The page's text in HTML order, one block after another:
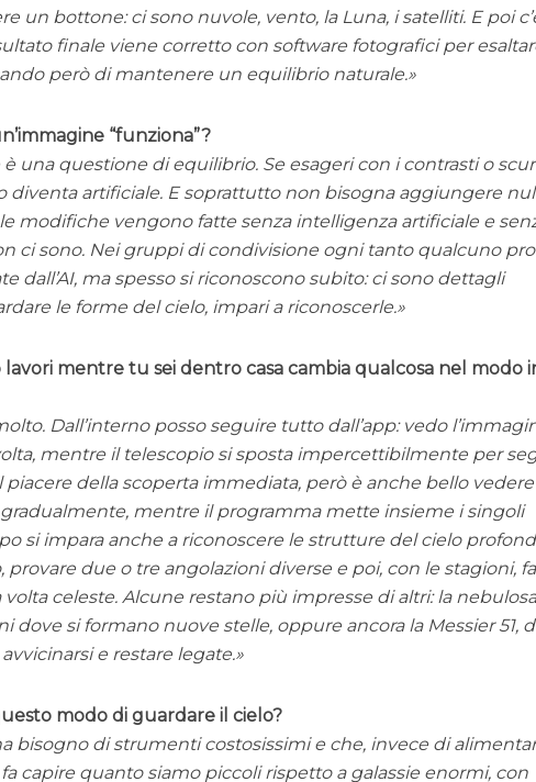
un bottone: ci sono nuvole, vento, la Luna, i satelliti. E poi
finale viene corretto con software fotografici per
però di mantenere un equilibrio naturale.
“funziona”?
una questione di equilibrio. Se esageri con i contrasti o
diventa artificiale. E soprattutto non bisogna aggiungere
modifiche vengono fatte senza intelligenza artificiale e
ci sono. Nei gruppi di condivisione ogni tanto qualcuno
dall’AI, ma spesso si riconoscono subito: ci sono dettagli
le forme del cielo, impari a riconoscerle.
mentre tu sei dentro casa cambia qualcosa nel modo
Dall’interno posso seguire tutto dall’app: vedo
mentre il telescopio si sposta impercettibilmente per
piacere della scoperta immediata, però è anche bello vedere
mentre il programma mette insieme i singoli
si impara anche a riconoscere le strutture del cielo
provare due o tre angolazioni diverse e poi, con le stagioni,
volta celeste. Alcune restano più impresse di altri: la
dove si formano nuove stelle, oppure ancora la Messier 51,
e restare legate.
modo di guardare il cielo?
bisogno di strumenti costosissimi e che, invece di
capire quanto siamo piccoli rispetto a galassie enormi, con